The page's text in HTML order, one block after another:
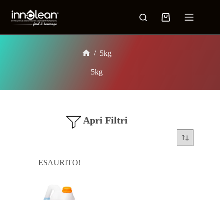
/ 5kg
5kg
Apri Filtri
ESAURITO!